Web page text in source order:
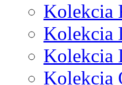
Kolekcia
Kolekcia
Kolekcia
Kolekcia